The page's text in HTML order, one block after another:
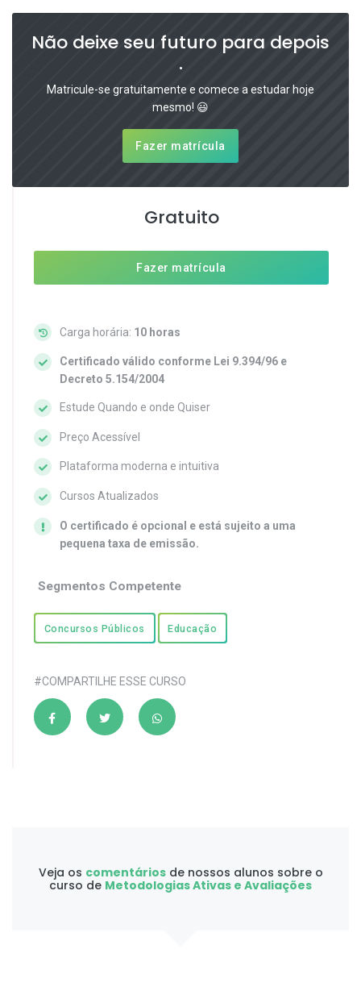
Não deixe seu futuro para depois
.
Matricule-se gratuitamente e comece a estudar hoje
mesmo! 😃
Fazer matrícula
Gratuito
Fazer matrícula
Carga horária: 10 horas
Certificado válido conforme Lei 9.394/96 e
Decreto 5.154/2004
Estude Quando e onde Quiser
Preço Acessível
Plataforma moderna e intuitiva
Cursos Atualizados
O certificado é opcional e está sujeito a uma
pequena taxa de emissão.
Segmentos Competente
Concursos Públicos Educação
#COMPARTILHE ESSE CURSO
Veja os comentáriosde nossos alunos sobre o
curso de Metodologias Ativas e Avaliações